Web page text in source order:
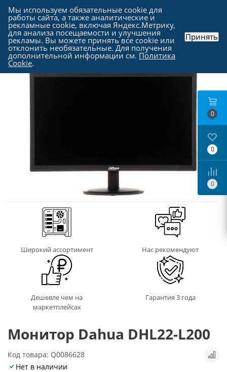
Каталог - Мониторы
Широкий ассортимент Нас рекомендуют
Дешевле чем на
маркетплейсах
Гарантия 3 года
Монитор Dahua DHL22-L200
Код товара: Q0086628
Нет в наличии
0
0
0
Мы используем обязательные cookie для
работы сайта, а также аналитические и
рекламные cookie, включая Яндекс.Метрику,
для анализа посещаемости и улучшения
рекламы. Вы можете принять все cookie или
отклонить необязательные. Для получения
дополнительной информации см. Политика
Cookie.
Принять